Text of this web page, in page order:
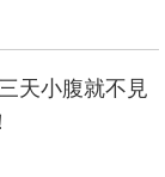
天小腹就不見